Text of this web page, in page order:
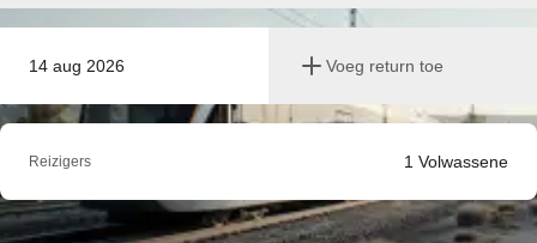
14 aug 2026 Voeg return toe
Reizigers 1 Volwassene